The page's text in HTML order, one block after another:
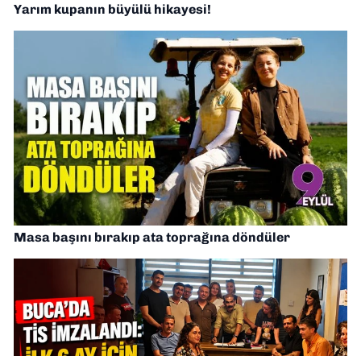
Yarım kupanın büyülü hikayesi!
Masa başını bırakıp ata toprağına döndüler